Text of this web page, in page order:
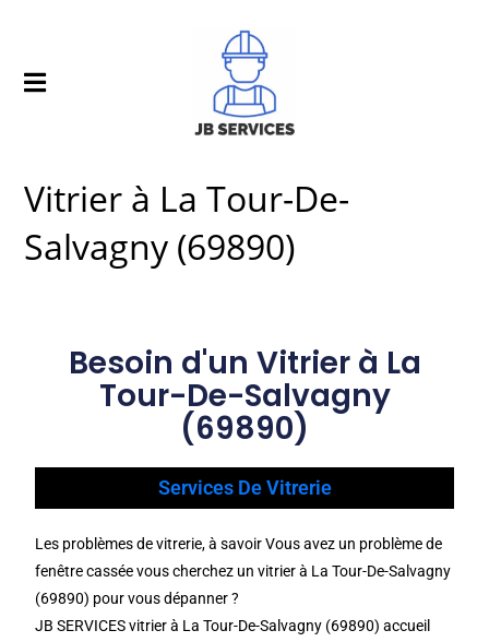
Vitrier à La Tour-De-
Salvagny (69890)
Besoin d'un Vitrier à La
Tour-De-Salvagny
(69890)
Services De Vitrerie
Les problèmes de vitrerie, à savoir Vous avez un problème de
fenêtre cassée vous cherchez un vitrier à La Tour-De-Salvagny
(69890) pour vous dépanner ?
JB SERVICES vitrier à La Tour-De-Salvagny (69890) accueil